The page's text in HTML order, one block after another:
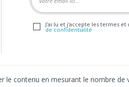
J'ai lu et j'accepte les termes
de confidentialité
contenu en mesurant le nombre de